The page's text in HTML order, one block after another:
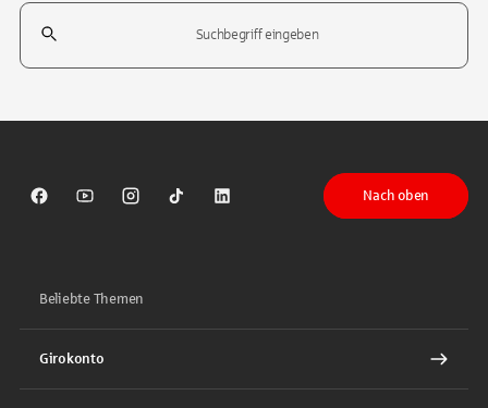
Suchfeld
Sparkasse auf Facebook
Sparkasse auf Youtube
Sparkasse auf Instagram
Sparkasse auf TikTok
Sparkasse auf LinkedIn
Nach oben
Beliebte Themen
Girokonto